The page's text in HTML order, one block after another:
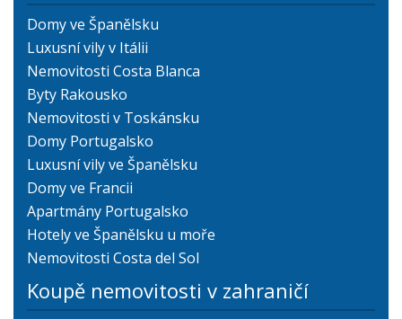
Domy ve Španělsku
Luxusní vily v Itálii
Nemovitosti Costa Blanca
Byty Rakousko
Nemovitosti v Toskánsku
Domy Portugalsko
Luxusní vily ve Španělsku
Domy ve Francii
Apartmány Portugalsko
Hotely ve Španělsku u moře
Nemovitosti Costa del Sol
Koupě nemovitosti v zahraničí